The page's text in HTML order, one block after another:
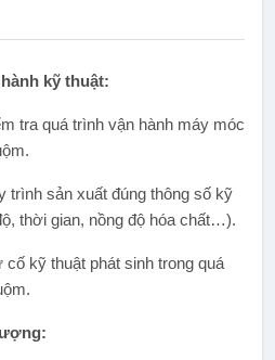
kỹ thuật:
tra quá trình vận hành máy móc
trình sản xuất đúng thông số kỹ
thời gian, nồng độ hóa chất…).
kỹ thuật phát sinh trong quá